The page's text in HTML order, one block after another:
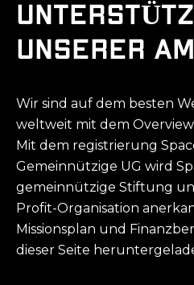
UNSERER
Wir sind auf dem besten
weltweit mit dem
Mit dem registrierung
Gemeinnützige UG wird
gemeinnützige Stiftung
Profit-Organisation
Missionsplan und
dieser Seite